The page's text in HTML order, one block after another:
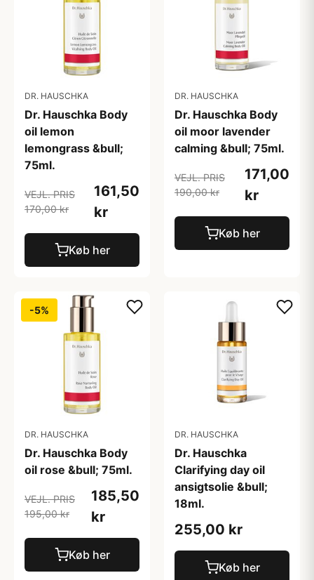
DR. HAUSCHKA
Dr. Hauschka Body
oil lemon
lemongrass &bull;
75ml.
VEJL. PRIS
170,00 kr
161,50
kr
Køb her
DR. HAUSCHKA
Dr. Hauschka Body
oil moor lavender
calming &bull; 75ml.
VEJL. PRIS
190,00 kr
171,00
kr
Køb her
-5%
DR. HAUSCHKA
Dr. Hauschka Body
oil rose &bull; 75ml.
VEJL. PRIS
195,00 kr
185,50
kr
Køb her
DR. HAUSCHKA
Dr. Hauschka
Clarifying day oil
ansigtsolie &bull;
18ml.
255,00 kr
Køb her